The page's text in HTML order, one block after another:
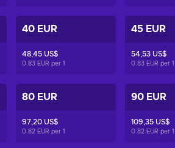
40 EUR
48,45 US$
0.83 EUR per 1
45 EUR
54,53 US$
0.83 EUR per1
80 EUR
97,20 US$
0.82 EUR per 1
90 EUR
109,35 US$
0.82 EUR per1